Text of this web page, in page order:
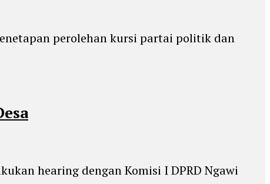
perolehan kursi partai politik dan
hearing dengan Komisi I DPRD Ngawi